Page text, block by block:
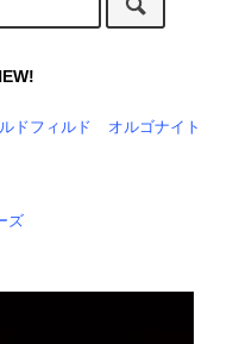
ドフィルド オルゴナイト
ズ